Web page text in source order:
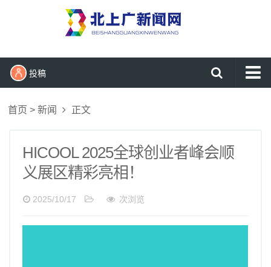
投稿
时尚
生活
首页 >新闻 正文
HICOOL 2025全球创业者峰会顺
义展区精彩亮相！
2025/10/17 次浏览